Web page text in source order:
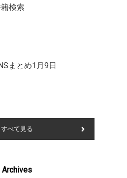
検索
まとめ1月9日
すべて見る
Archives